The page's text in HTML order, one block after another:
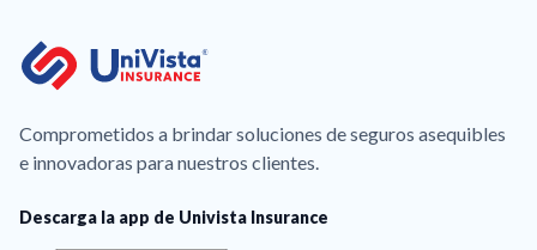
Comprometidos a brindar soluciones de seguros asequibles
e innovadoras para nuestros clientes.
Descarga la app de Univista Insurance